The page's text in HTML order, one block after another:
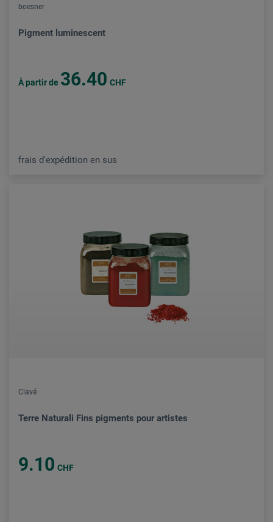
boesner
Pigment luminescent
À partir de 36.40 CHF
frais d'expédition en sus
Clavé
Terre Naturali Fins pigments pour artistes
9.10 CHF